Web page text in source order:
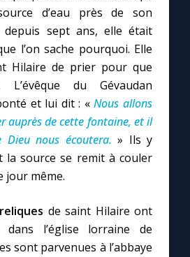
d’eau près de son
depuis sept ans, elle était
l’on sache pourquoi. Elle
Hilaire de prier pour que
L’évêque du Gévaudan
et lui dit : «Nous allons
auprès de cette fontaine, et il
Dieu nous écoutera. » Ils y
la source se remit à couler
jour même.
reliques de saint Hilaire ont
dans l’église lorraine de
sont parvenues à l’abbaye